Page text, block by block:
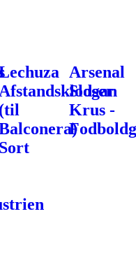
Afstandsklodser
(til
Sort
Arsenal
Slogan
Krus -